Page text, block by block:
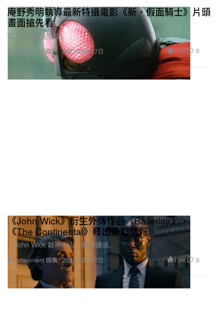
Entertainment 娛樂
庵野秀明執導最新特攝電影《新．假面騎士》片頭
畫面搶先看
官方期間限定公開。
2023年3月27日 1.7K 0
Entertainment 娛樂
《John Wick》衍生外傳作品《Ballerina》、
《The Continental》釋出最新情報
「John Wick 殺神宇宙」繼續擴張。
2023年3月27日 1.5K 0